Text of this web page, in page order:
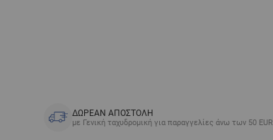
ΔΩΡΕΑΝ ΑΠΟΣΤΟΛΗ
με Γενική ταχυδρομική για παραγγελίες άνω των 50 EUR